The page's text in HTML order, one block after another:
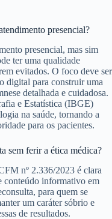
presencial?
presencial, mas sim
ter uma qualidade
evitados. O foco deve ser
digital para construir uma
detalhada e cuidadosa.
e Estatística (IBGE)
na saúde, tornando a
para os pacientes.
sem ferir a ética médica?
nº 2.336/2023 é clara
conteúdo informativo em
para quem se
um caráter sóbrio e
de resultados.